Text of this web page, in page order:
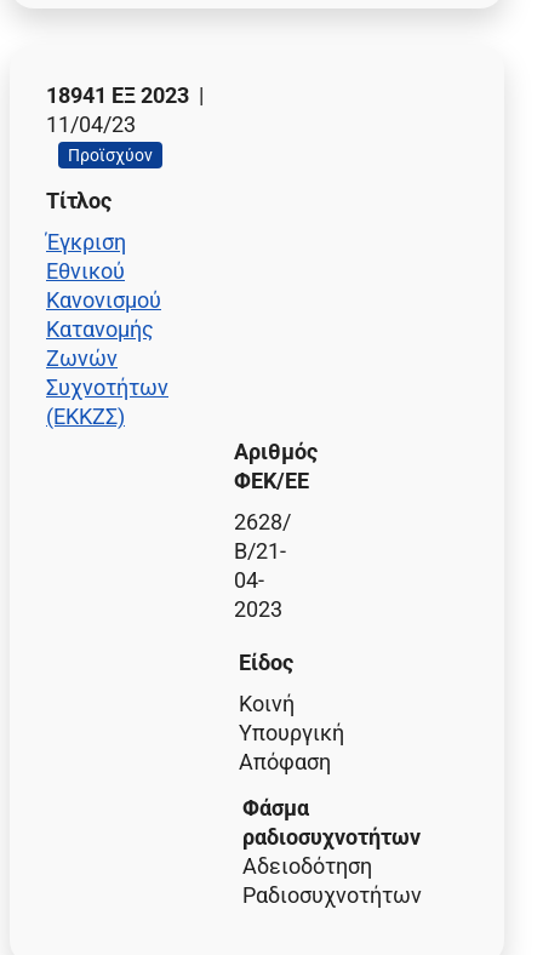
18941 ΕΞ 2023 |
11/04/23
Προϊσχύον
Τίτλος
Έγκριση
Εθνικού
Κανονισμού
Κατανομής
Ζωνών
Συχνοτήτων
(ΕΚΚΖΣ)
Αριθμός
ΦΕΚ/EE
2628/
Β/21-
04-
2023
Είδος
Κοινή
Υπουργική
Απόφαση
Φάσμα
ραδιοσυχνοτήτων
Αδειοδότηση
Ραδιοσυχνοτήτων